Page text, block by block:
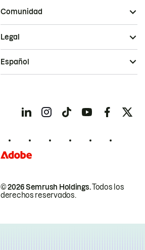
Comunidad
© 2026 Semrush Holdings.Todos los
derechos reservados.
Legal
Español